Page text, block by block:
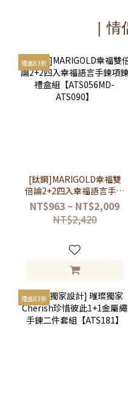
| 情
禮盒83折
[鈦鋼]MARIGOLD幸福雙
倍論2+2四入幸福語言手鍊
項鍊禮盒組【ATS056MD-
ATS090】
NT$963 ~ NT$2,009
NT$2,420
禮盒83折